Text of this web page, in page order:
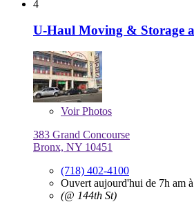
4
U-Haul Moving & Storage
VoirPhotos
383 Grand Concourse
Bronx, NY 10451
(718) 402-4100
Ouvert aujourd'hui de 7h am
(@ 144th St)